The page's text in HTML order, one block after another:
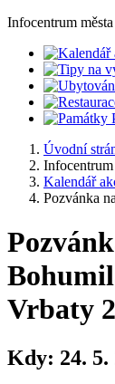
Infocentrum
Úvodní
Infocentrum
Kalendář
Pozvánka
Vrbaty
Kdy: 24. 5.